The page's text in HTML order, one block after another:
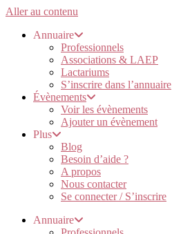
Aller au contenu
Annuaire
Professionnels
Associations & LAEP
Lactariums
S’inscrire dans l’annuaire
Évènements
Voir les évènements
Ajouter un évènement
Plus
Blog
Besoin d’aide ?
A propos
Nous contacter
Se connecter / S’inscrire
Annuaire